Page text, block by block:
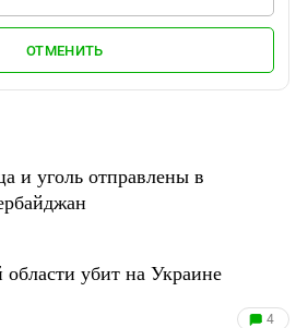
ОТМЕНИТЬ
и уголь отправлены в
области убит на Украине
4